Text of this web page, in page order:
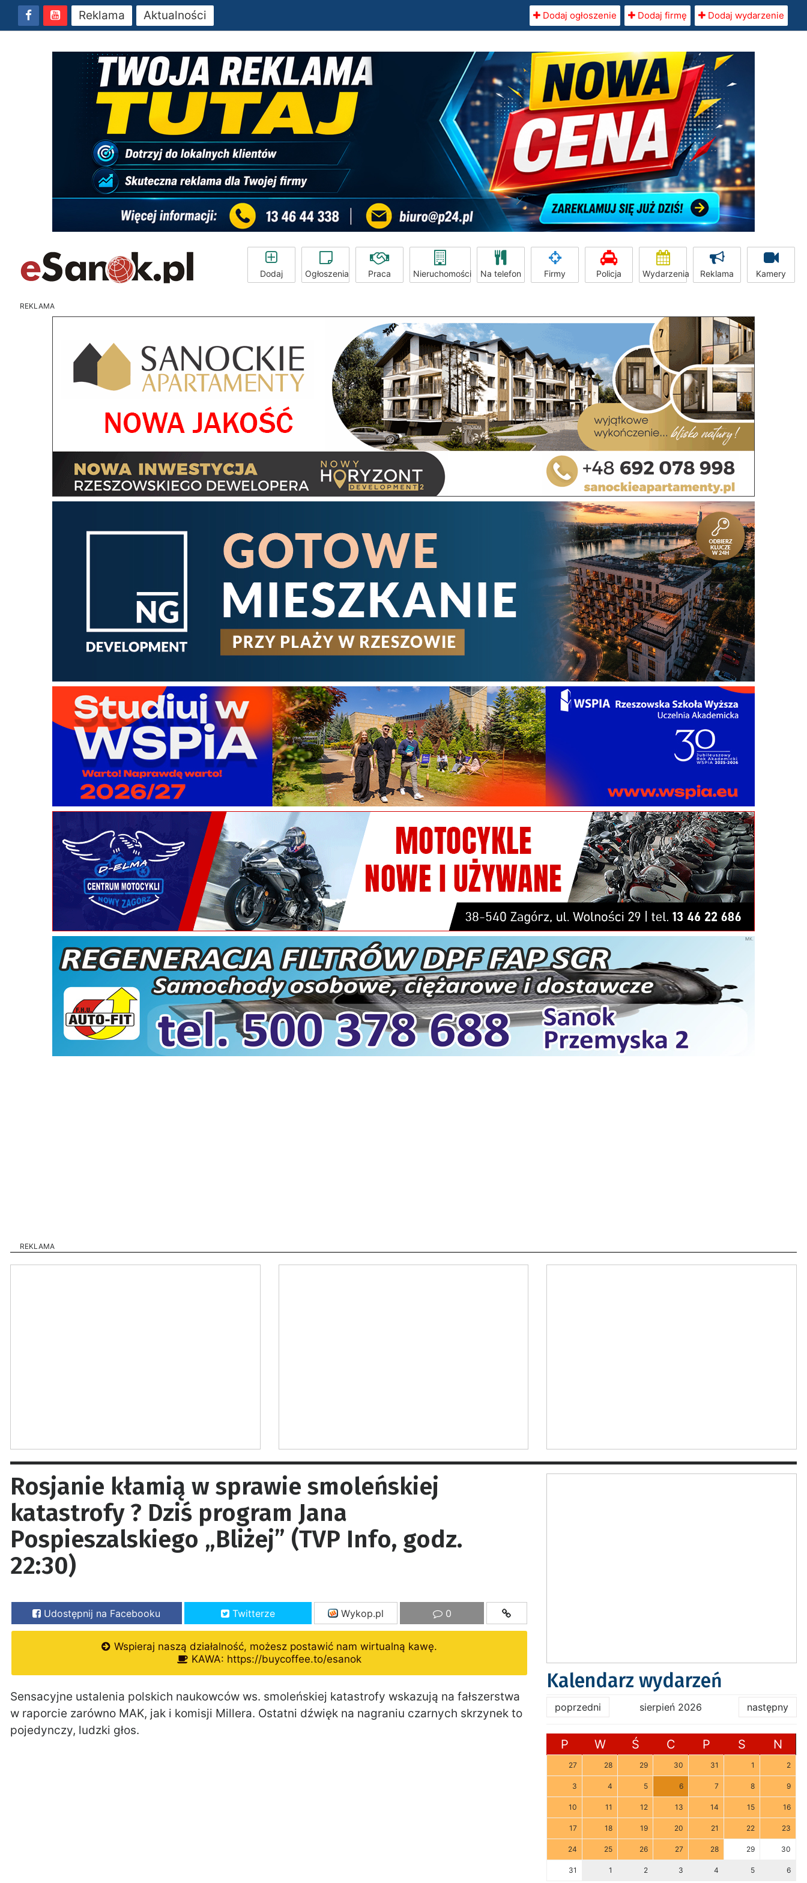
Reklama Aktualności Dodaj ogłoszenie Dodaj firmę Dodaj wydarzenie
Dodaj Ogłoszenia Praca Nieruchomości Na telefon Firmy Policja Wydarzenia Reklama Kamery
REKLAMA
REKLAMA
Rosjanie kłamią w sprawie smoleńskiej
katastrofy ? Dziś program Jana
Pospieszalskiego „Bliżej” (TVP Info, godz.
22:30)
Udostępnij na Facebooku Twitterze Wykop.pl 0
Wspieraj naszą działalność, możesz postawić nam wirtualną kawę.
KAWA: https://buycoffee.to/esanok
Sensacyjne ustalenia polskich naukowców ws. smoleńskiej katastrofy wskazują na fałszerstwa
w raporcie zarówno MAK, jak i komisji Millera. Ostatni dźwięk na nagraniu czarnych skrzynek to
pojedynczy, ludzki głos.
Kalendarz wydarzeń
poprzedni sierpień 2026 następny
P W Ś C P S N
27 28 29 30 31 1 2
3 4 5 6 7 8 9
10 11 12 13 14 15 16
17 18 19 20 21 22 23
24 25 26 27 28 29 30
31 1 2 3 4 5 6